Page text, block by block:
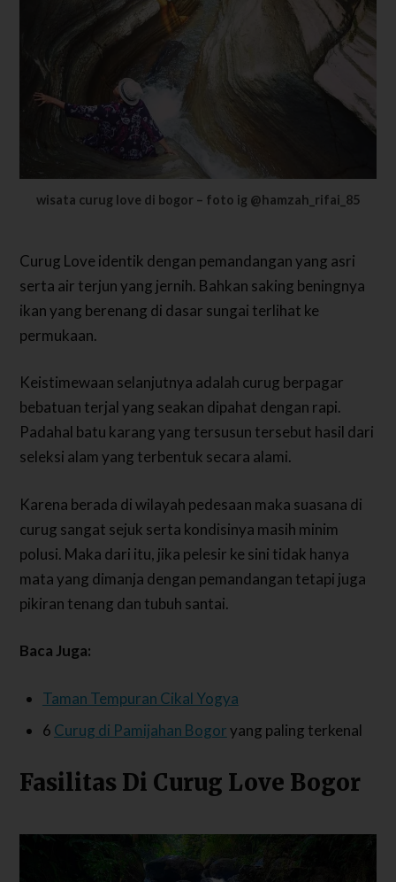
wisata curug love di bogor – foto ig @hamzah_rifai_85
Curug Love identik dengan pemandangan yang asri
serta air terjun yang jernih. Bahkan saking beningnya
ikan yang berenang di dasar sungai terlihat ke
permukaan.
Keistimewaan selanjutnya adalah curug berpagar
bebatuan terjal yang seakan dipahat dengan rapi.
Padahal batu karang yang tersusun tersebut hasil dari
seleksi alam yang terbentuk secara alami.
Karena berada di wilayah pedesaan maka suasana di
curug sangat sejuk serta kondisinya masih minim
polusi. Maka dari itu, jika pelesir ke sini tidak hanya
mata yang dimanja dengan pemandangan tetapi juga
pikiran tenang dan tubuh santai.
Baca Juga:
Taman Tempuran Cikal Yogya
6 Curug di Pamijahan Bogoryang paling terkenal
Fasilitas Di Curug Love Bogor